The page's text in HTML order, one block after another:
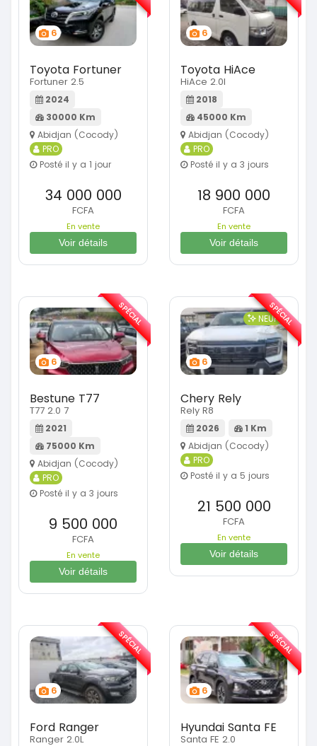
6
Toyota Fortuner
Fortuner 2.5
2024
30000 Km
Abidjan (Cocody)
PRO
Posté il y a 1 jour
34 000 000
FCFA
En vente
Voir détails
6
Toyota HiAce
HiAce 2.0l
2018
45000 Km
Abidjan (Cocody)
PRO
Posté il y a 3 jours
18 900 000
FCFA
En vente
Voir détails
6
Bestune T77
T77 2.0 7
2021
75000 Km
Abidjan (Cocody)
PRO
Posté il y a 3 jours
9 500 000
FCFA
En vente
Voir détails
SPÉCIAL
6
NEUF
Chery Rely
Rely R8
2026
1 Km
Abidjan (Cocody)
PRO
Posté il y a 5 jours
21 500 000
FCFA
En vente
Voir détails
SPÉCIAL
6
Ford Ranger
Ranger 2.0L
SPÉCIAL
6
Hyundai Santa FE
Santa FE 2.0
SPÉCIAL